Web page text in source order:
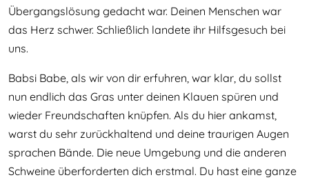
Übergangslösung gedacht war. Deinen Menschen war
das Herz schwer. Schließlich landete ihr Hilfsgesuch bei
uns.
Babsi Babe, als wir von dir erfuhren, war klar, du sollst
nun endlich das Gras unter deinen Klauen spüren und
wieder Freundschaften knüpfen. Als du hier ankamst,
warst du sehr zurückhaltend und deine traurigen Augen
sprachen Bände. Die neue Umgebung und die anderen
Schweine überforderten dich erstmal. Du hast eine ganze